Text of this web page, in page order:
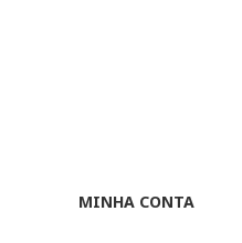
MINHA CONTA